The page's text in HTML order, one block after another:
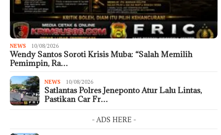
NEWS 10/08/2026
Wendy Santos Soroti Krisis Muba: “Salah Memilih
Pemimpin, Ra…
NEWS 10/08/2026
Satlantas Polres Jeneponto Atur Lalu Lintas,
Pastikan Car Fr…
- ADS HERE -